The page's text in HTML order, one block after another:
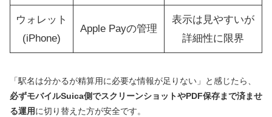
ウォレット
(iPhone)
Apple Payの管理
表示は見やすいが
詳細性に限界
「駅名は分かるが精算用に必要な情報が足りない」と感じたら、
必ずモバイルSuica側でスクリーンショットやPDF保存まで済ませ
る運用に切り替えた方が安全です。